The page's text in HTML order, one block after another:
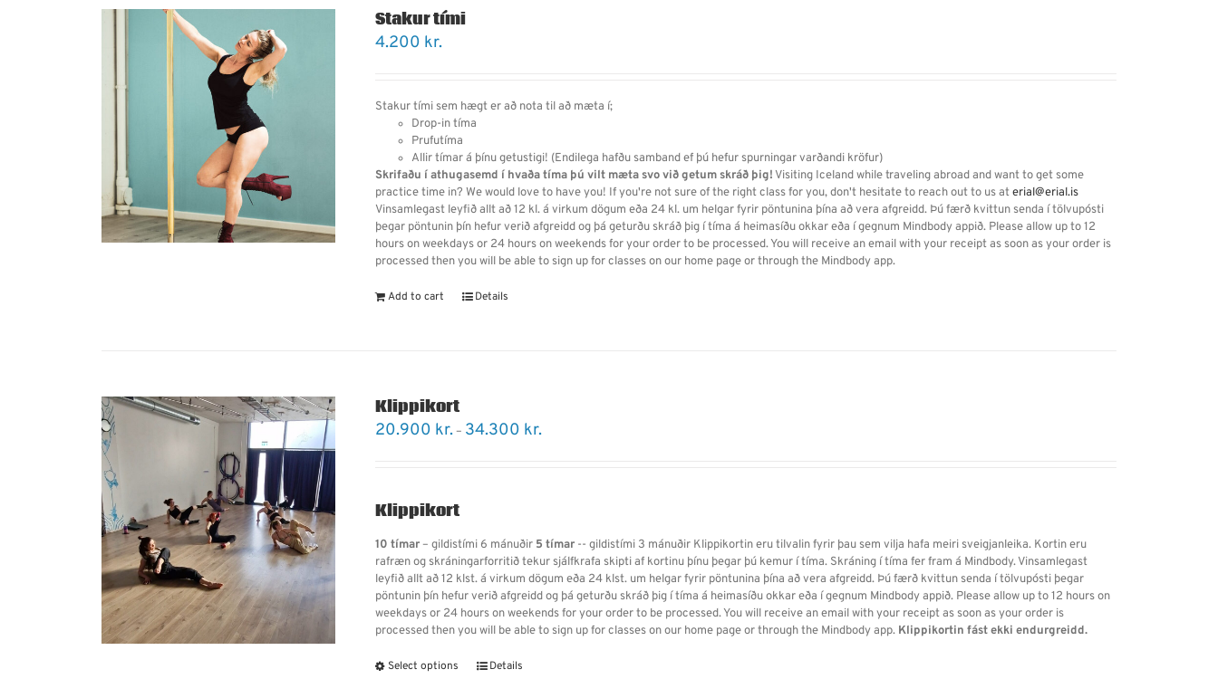
Stakur tími
4.200 kr.
Stakur tími sem hægt er að nota til að mæta í;
Drop-in tíma
Prufutíma
Allir tímar á þínu getustigi! (Endilega hafðu samband ef þú hefur spurningar varðandi kröfur)
Skrifaðu í athugasemd í hvaða tíma þú vilt mæta svo við getum skráð þig!Visiting Iceland while traveling abroad and want to get some
practice time in? We would love to have you! If you're not sure of the right class for you, don't hesitate to reach out to us aterial@erial.is
Vinsamlegast leyfið allt að 12 kl. á virkum dögum eða 24 kl. um helgar fyrir pöntunina þína að vera afgreidd. Þú færð kvittun senda í tölvupósti
þegar pöntunin þín hefur verið afgreidd og þá geturðu skráð þig í tíma á heimasíðu okkar eða í gegnum Mindbody appið. Please allow up to 12
hours on weekdays or 24 hours on weekends for your order to be processed. You will receive an email with your receipt as soon as your order is
processed then you will be able to sign up for classes on our home page or through the Mindbody app.
Add to cart Details
Klippikort
20.900 kr. – 34.300 kr.
Klippikort
10 tímar– gildistími 6 mánuðir 5 tímar -- gildistími 3 mánuðir Klippikortin eru tilvalin fyrir þau sem vilja hafa meiri sveigjanleika. Kortin eru
rafræn og skráningarforritið tekur sjálfkrafa skipti af kortinu þínu þegar þú kemur í tíma. Skráning í tíma fer fram á Mindbody. Vinsamlegast
leyfið allt að 12 klst. á virkum dögum eða 24 klst. um helgar fyrir pöntunina þína að vera afgreidd. Þú færð kvittun senda í tölvupósti þegar
pöntunin þín hefur verið afgreidd og þá geturðu skráð þig í tíma á heimasíðu okkar eða í gegnum Mindbody appið. Please allow up to 12 hours on
weekdays or 24 hours on weekends for your order to be processed. You will receive an email with your receipt as soon as your order is
processed then you will be able to sign up for classes on our home page or through the Mindbody app. Klippikortin fást ekki endurgreidd.
Select options Details